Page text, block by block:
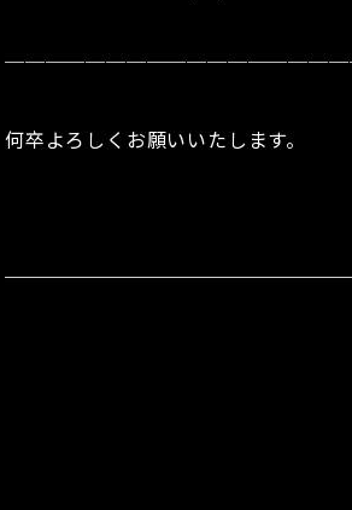
何卒よろしくお願いいたします。